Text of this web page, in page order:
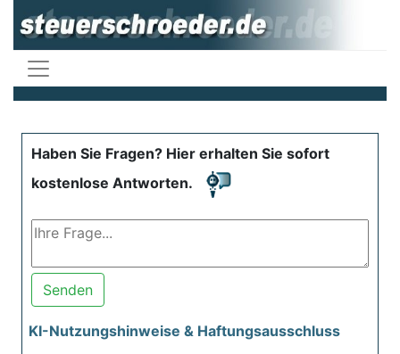
Haben Sie Fragen? Hier erhalten Sie sofort
kostenlose Antworten.
Senden
KI-Nutzungshinweise & Haftungsausschluss